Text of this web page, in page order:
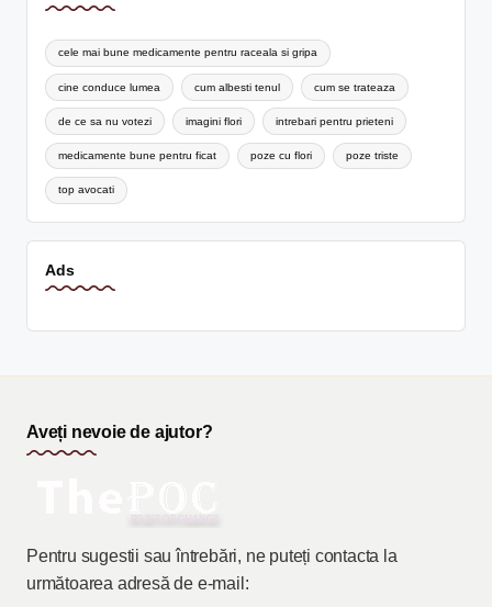
cele mai bune medicamente pentru raceala si gripa
cine conduce lumea cum albesti tenul cum se trateaza
de ce sa nu votezi imagini flori intrebari pentru prieteni
medicamente bune pentru ficat poze cu flori poze triste
top avocati
Ads
Aveți nevoie de ajutor?
Pentru sugestii sau întrebări, ne puteți contacta la
următoarea adresă de e-mail: